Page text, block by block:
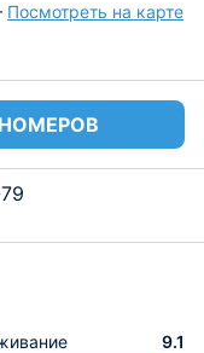
Посмотреть на карте
9.1